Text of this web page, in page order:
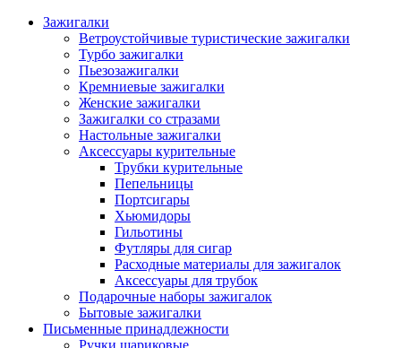
Зажигалки
Ветроустойчивые туристические зажигалки
Турбо зажигалки
Пьезозажигалки
Кремниевые зажигалки
Женские зажигалки
Зажигалки со стразами
Настольные зажигалки
Аксессуары курительные
Трубки курительные
Пепельницы
Портсигары
Хьюмидоры
Гильотины
Футляры для сигар
Расходные материалы для зажигалок
Аксессуары для трубок
Подарочные наборы зажигалок
Бытовые зажигалки
Письменные принадлежности
Ручки шариковые